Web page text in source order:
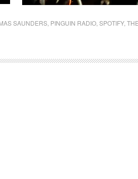
SAUNDERS PINGUIN RADIO SPOTIFY,